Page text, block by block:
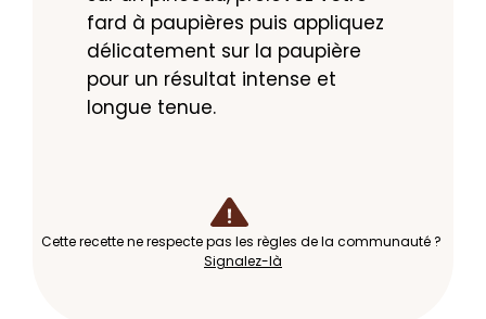
fard à paupières puis appliquez
délicatement sur la paupière
pour un résultat intense et
longue tenue.
Cette recette ne respecte pas les règles de la communauté ?
Signalez-là